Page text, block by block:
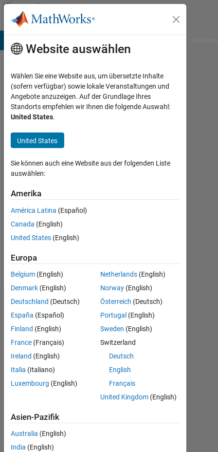
Weiter zum Inhalt
Community
Profile
Peng
Last
seen: 3
Monate
vor
|
seit
2025
Followers:
Following:
Follow
Dashboard
Statistik
MATLAB Answers
BEITRÄGE
-2-1
3
7
8
Website auswählen
Wählen Sie eine Website aus, um übersetzte Inhalte
(sofern verfügbar) sowie lokale Veranstaltungen und
Angebote anzuzeigen. Auf der Grundlage Ihres
Standorts empfehlen wir Ihnen die folgende Auswahl:
United States.
United States
Sie können auch eine Website aus der folgenden Liste
auswählen:
Amerika
América Latina (Español)
Canada (English)
United States (English)
Europa
Belgium (English)
Denmark (English)
Deutschland (Deutsch)
España (Español)
Finland (English)
France (Français)
Ireland (English)
Italia (Italiano)
Luxembourg (English)
Netherlands (English)
Norway (English)
Österreich (Deutsch)
Portugal (English)
Sweden (English)
Switzerland
Deutsch
English
Français
United Kingdom (English)
Asien-Pazifik
Australia (English)
India (English)